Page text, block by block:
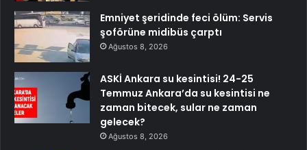
Emniyet şeridinde feci ölüm: Servis
şoförüne midibüs çarptı
Ağustos 8, 2026
ASKİ Ankara su kesintisi! 24-25
Temmuz Ankara’da su kesintisi ne
zaman bitecek, sular ne zaman
gelecek?
Ağustos 8, 2026